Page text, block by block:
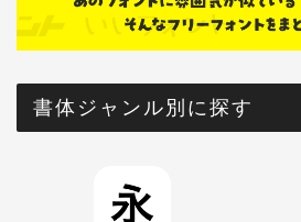
書体ジャンル別に探す